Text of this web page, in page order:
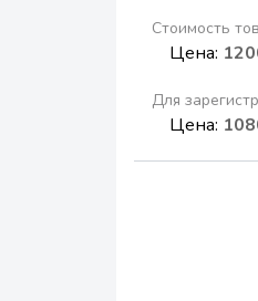
Стоимость
Цена:
Для
Цена: